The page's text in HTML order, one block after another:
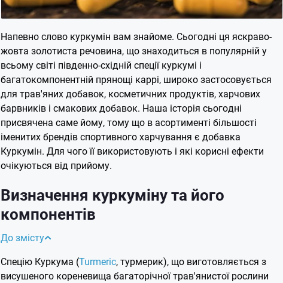
Напевно слово куркумін вам знайоме. Сьогодні ця яскраво-
жовта золотиста речовина, що знаходиться в популярній у
всьому світі південно-східній спеції куркумі і
багатокомпонентній прянощі каррі, широко застосовується
для трав'яних добавок, косметичних продуктів, харчових
барвників і смакових добавок. Наша історія сьогодні
присвячена саме йому, тому що в асортименті більшості
іменитих брендів спортивного харчування є добавка
Куркумін. Для чого її використовують і які корисні ефекти
очікуються від прийому.
Визначення куркуміну та його
компонентів
До змісту
Спецію Куркума (Turmeric, турмерик), що виготовляється з
висушеного кореневища багаторічної трав'янистої рослини